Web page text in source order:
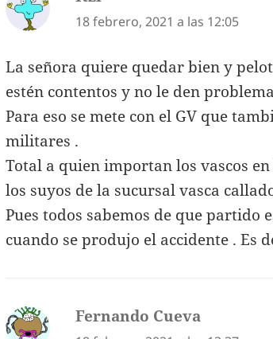
18 febrero, 2021 a las 12:05
La señora quiere quedar bien y
estén contentos y no le den
Para eso se mete con el GV que
militares .
Total a quien importan los vascos
los suyos de la sucursal vasca
Pues todos sabemos de que partido
cuando se produjo el accidente . Es
Fernando Cueva